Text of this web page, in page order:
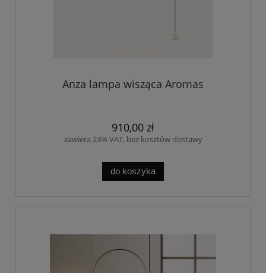
Anza lampa wisząca Aromas
910,00 zł
zawiera 23% VAT, bez kosztów dostawy
do koszyka